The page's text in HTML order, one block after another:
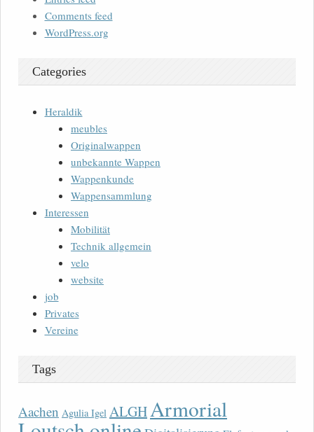
Comments feed
WordPress.org
Categories
Heraldik
meubles
Originalwappen
unbekannte Wappen
Wappenkunde
Wappensammlung
Interessen
Mobilität
Technik allgemein
velo
website
job
Privates
Vereine
Tags
Aachen Agulia Igel ALGHArmorial